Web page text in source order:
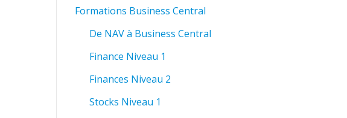
Formations Business Central
De NAV à Business Central
Finance Niveau 1
Finances Niveau 2
Stocks Niveau 1